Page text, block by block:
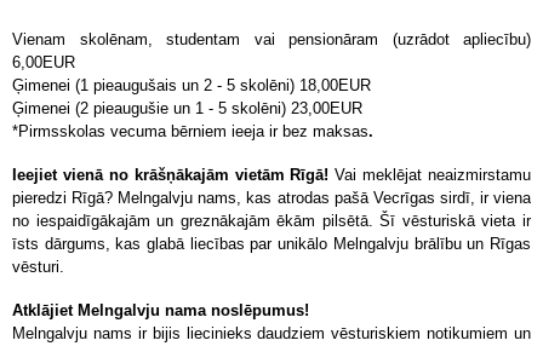
Vienam skolēnam, studentam vai pensionāram (uzrādot apliecību)
6,00EUR
Ģimenei (1 pieaugušais un 2 - 5 skolēni) 18,00EUR
Ģimenei (2 pieaugušie un 1 - 5 skolēni) 23,00EUR
*Pirmsskolas vecuma bērniem ieeja ir bez maksas.
Ieejiet vienā no krāšņākajām vietām Rīgā!Vai meklējat neaizmirstamu
pieredzi Rīgā? Melngalvju nams, kas atrodas pašā Vecrīgas sirdī, ir viena
no iespaidīgākajām un greznākajām ēkām pilsētā. Šī vēsturiskā vieta ir
īsts dārgums, kas glabā liecības par unikālo Melngalvju brālību un Rīgas
vēsturi.
Atklājiet Melngalvju nama noslēpumus!
Melngalvju nams ir bijis liecinieks daudziem vēsturiskiem notikumiem un